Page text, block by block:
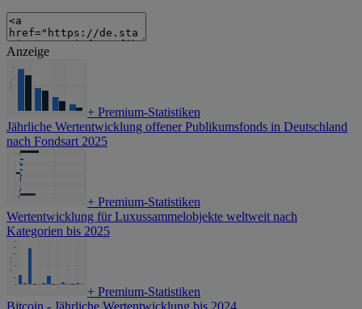
Anzeige
+ Premium-Statistiken
Jährliche Wertentwicklung offener Publikumsfonds in Deutschland
nach Fondsart 2025
+ Premium-Statistiken
Wertentwicklung für Luxussammelobjekte weltweit nach
Kategorien bis 2025
+ Premium-Statistiken